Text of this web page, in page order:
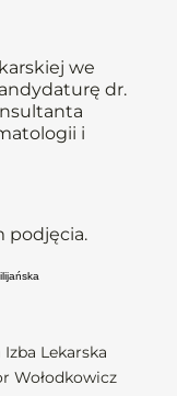
we
dr.
i
podjęcia.
Lekarska
Wołodkowicz